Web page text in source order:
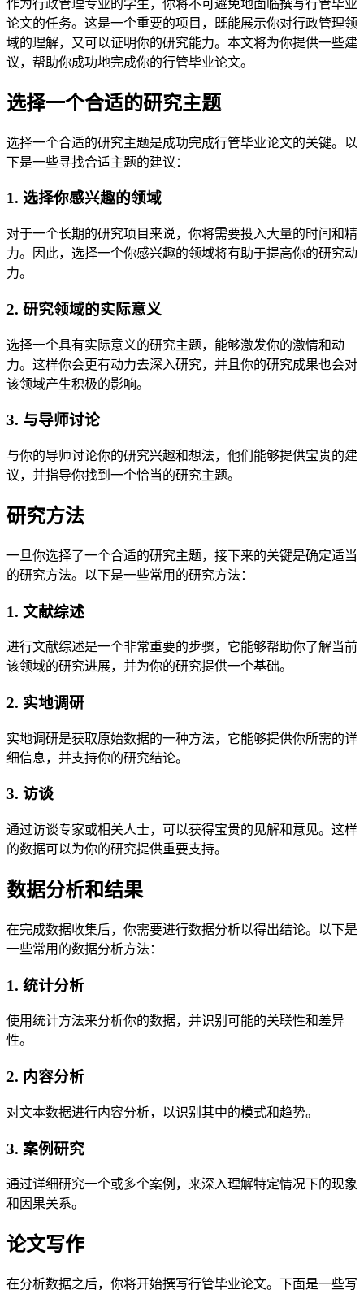
作为行政管理专业的学生，你将不可避免地面临撰写行管毕业
论文的任务。这是一个重要的项目，既能展示你对行政管理领
域的理解，又可以证明你的研究能力。本文将为你提供一些建
议，帮助你成功地完成你的行管毕业论文。
选择一个合适的研究主题
选择一个合适的研究主题是成功完成行管毕业论文的关键。以
下是一些寻找合适主题的建议：
1. 选择你感兴趣的领域
对于一个长期的研究项目来说，你将需要投入大量的时间和精
力。因此，选择一个你感兴趣的领域将有助于提高你的研究动
力。
2. 研究领域的实际意义
选择一个具有实际意义的研究主题，能够激发你的激情和动
力。这样你会更有动力去深入研究，并且你的研究成果也会对
该领域产生积极的影响。
3. 与导师讨论
与你的导师讨论你的研究兴趣和想法，他们能够提供宝贵的建
议，并指导你找到一个恰当的研究主题。
研究方法
一旦你选择了一个合适的研究主题，接下来的关键是确定适当
的研究方法。以下是一些常用的研究方法：
1. 文献综述
进行文献综述是一个非常重要的步骤，它能够帮助你了解当前
该领域的研究进展，并为你的研究提供一个基础。
2. 实地调研
实地调研是获取原始数据的一种方法，它能够提供你所需的详
细信息，并支持你的研究结论。
3. 访谈
通过访谈专家或相关人士，可以获得宝贵的见解和意见。这样
的数据可以为你的研究提供重要支持。
数据分析和结果
在完成数据收集后，你需要进行数据分析以得出结论。以下是
一些常用的数据分析方法：
1. 统计分析
使用统计方法来分析你的数据，并识别可能的关联性和差异
性。
2. 内容分析
对文本数据进行内容分析，以识别其中的模式和趋势。
3. 案例研究
通过详细研究一个或多个案例，来深入理解特定情况下的现象
和因果关系。
论文写作
在分析数据之后，你将开始撰写行管毕业论文。下面是一些写